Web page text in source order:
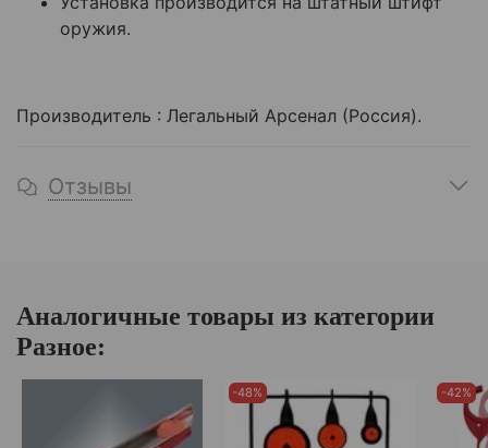
оружия.
Производитель : Легальный Арсенал (Россия).
Отзывы
Аналогичные товары из категории
Разное:
-48% -42%